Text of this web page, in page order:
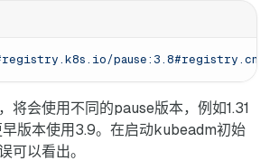
pause:3.8#registry.cn-
将会使用不同的pause版本，例如1.31
早版本使用3.9。在启动kubeadm初始
可以看出。